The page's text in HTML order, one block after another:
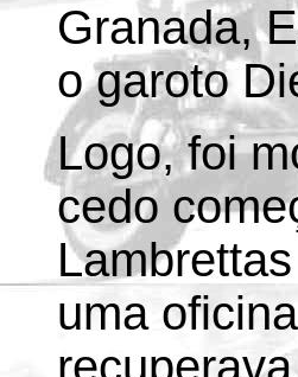
Granada,
o garoto
Logo, foi
cedo
uma